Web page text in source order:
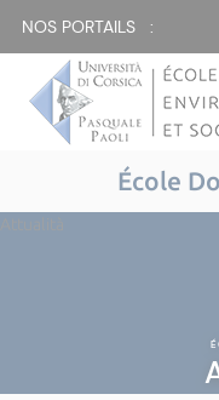
NOS PORTAILS :
École